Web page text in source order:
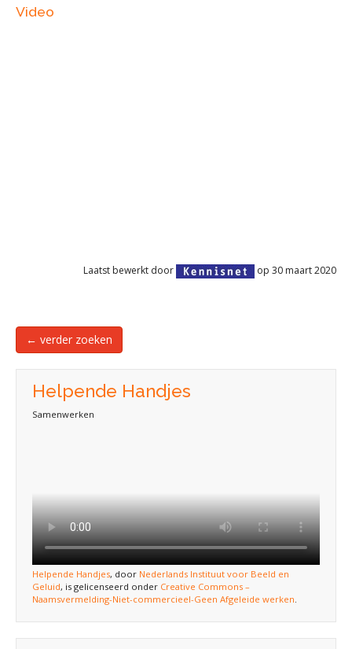
Video
Laatst bewerkt door op 30 maart 2020
← verder zoeken
Helpende Handjes
Samenwerken
Helpende Handjes, door Nederlands Instituut voor Beeld en
Geluid, is gelicenseerd onder Creative Commons –
Naamsvermelding-Niet-commercieel-Geen Afgeleide werken.